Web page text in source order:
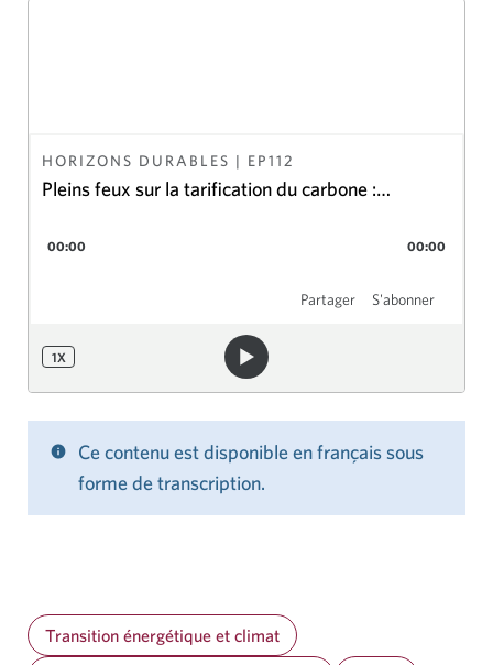
HORIZONS DURABLES | EP112
Pleins feux sur la tarification du carbone :
00:00 00:00
Partager S'abonner
1X
Ce contenu est disponible en français sous
forme de transcription.
Transition énergétique et climat